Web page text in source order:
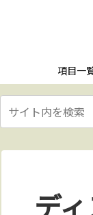
項目一
デ